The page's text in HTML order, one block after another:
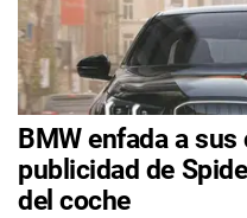
BMW enfada a
publicidad de
del coche